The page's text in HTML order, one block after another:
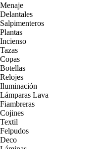
Menaje
Delantales
Salpimenteros
Plantas
Incienso
Tazas
Copas
Botellas
Relojes
Iluminación
Lámparas Lava
Fiambreras
Cojines
Textil
Felpudos
Deco